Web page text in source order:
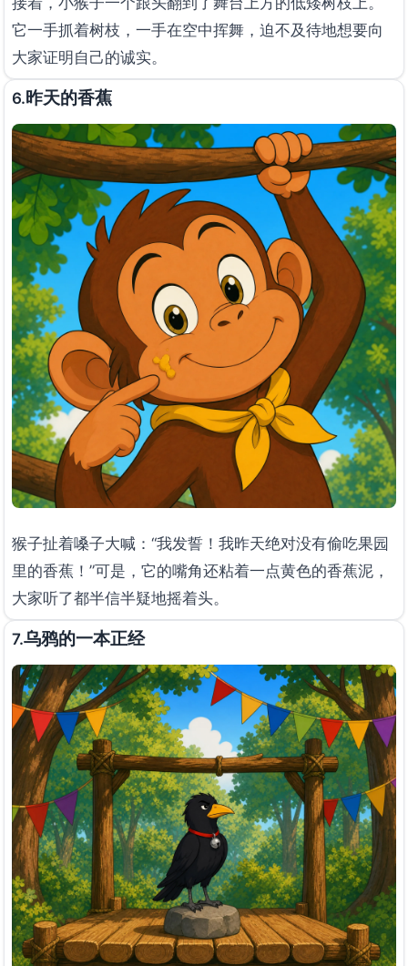
它一手抓着树枝，一手在空中挥舞，迫不及待地想要向
大家证明自己的诚实。
6.昨天的香蕉
猴子扯着嗓子大喊：“我发誓！我昨天绝对没有偷吃果园
里的香蕉！”可是，它的嘴角还粘着一点黄色的香蕉泥，
大家听了都半信半疑地摇着头。
7.乌鸦的一本正经